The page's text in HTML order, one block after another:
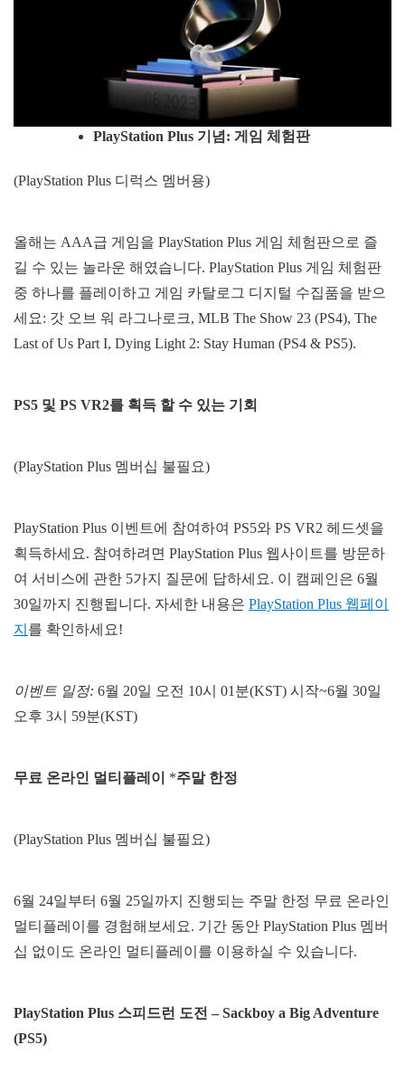
PlayStation Plus 기념 : 게임 체험판
(PlayStation Plus 디럭스 멤버용)
올해는 AAA급 게임을 PlayStation Plus 게임 체험판으로 즐
길 수 있는 놀라운 해였습니다. PlayStation Plus 게임 체험판
중 하나를 플레이하고 게임 카탈로그 디지털 수집품을 받으
세요: 갓 오브 워 라그나로크, MLB The Show 23 (PS4), The
Last of Us Part I, Dying Light 2: Stay Human (PS4 & PS5).
PS5 및 PS VR2를 획득 할 수 있는 기회
(PlayStation Plus 멤버십 불필요)
PlayStation Plus 이벤트에 참여하여 PS5와 PS VR2 헤드셋을
획득하세요. 참여하려면 PlayStation Plus 웹사이트를 방문하
여 서비스에 관한 5가지 질문에 답하세요. 이 캠페인은 6월
30일까지 진행됩니다. 자세한 내용은 PlayStation Plus 웹페이
지 를 확인하세요!
이벤트 일정: 6월 20일 오전 10시 01분(KST) 시작~6월 30일
오후 3시 59분(KST)
무료 온라인 멀티플레이 *주말 한정
(PlayStation Plus 멤버십 불필요)
6월 24일부터 6월 25일까지 진행되는 주말 한정 무료 온라인
멀티플레이를 경험해보세요. 기간 동안 PlayStation Plus 멤버
십 없이도 온라인 멀티플레이를 이용하실 수 있습니다.
PlayStation Plus 스피드런 도전 – Sackboy a Big Adventure
(PS5)